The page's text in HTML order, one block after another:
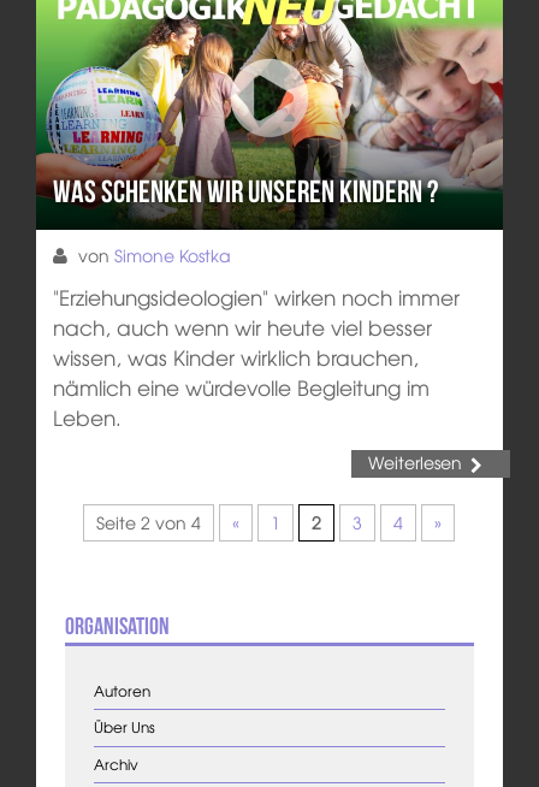
Was schenken wir unseren Kindern ?
von Simone Kostka
"Erziehungsideologien" wirken noch immer
nach, auch wenn wir heute viel besser
wissen, was Kinder wirklich brauchen,
nämlich eine würdevolle Begleitung im
Leben.
Weiterlesen
Seite 2 von 4 « 1 2 3 4 »
Organisation
Autoren
Über Uns
Archiv